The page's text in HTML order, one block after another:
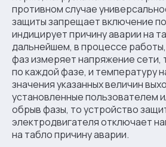
противном случае
защиты запрещает включение
индицирует причину аварии на
дальнейшем, в процессе
фаз измеряет напряжение сети,
по каждой фазе, и температуру
значения указанных величин
установленные пользователем
обрыв фазы, то устройство
электродвигателя отключает
на табло причину аварии.